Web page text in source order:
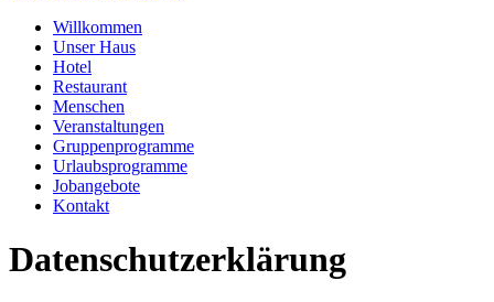
Willkommen
Unser Haus
Hotel
Restaurant
Menschen
Veranstaltungen
Gruppenprogramme
Urlaubsprogramme
Jobangebote
Kontakt
Datenschutz­erklärung